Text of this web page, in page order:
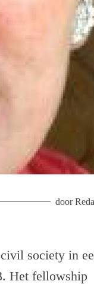
door
society in
Het fellowship